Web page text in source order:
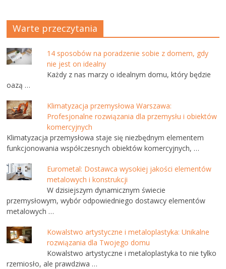
Warte przeczytania
14 sposobów na poradzenie sobie z domem, gdy
nie jest on idealny
Każdy z nas marzy o idealnym domu, który będzie
oazą …
Klimatyzacja przemysłowa Warszawa:
Profesjonalne rozwiązania dla przemysłu i obiektów
komercyjnych
Klimatyzacja przemysłowa staje się niezbędnym elementem
funkcjonowania współczesnych obiektów komercyjnych, …
Eurometal: Dostawca wysokiej jakości elementów
metalowych i konstrukcji
W dzisiejszym dynamicznym świecie
przemysłowym, wybór odpowiedniego dostawcy elementów
metalowych …
Kowalstwo artystyczne i metaloplastyka: Unikalne
rozwiązania dla Twojego domu
Kowalstwo artystyczne i metaloplastyka to nie tylko
rzemiosło, ale prawdziwa …